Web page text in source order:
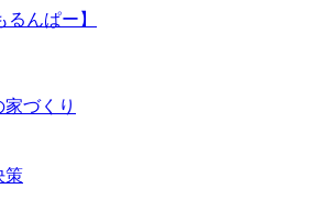
んぱー】
づくり
策